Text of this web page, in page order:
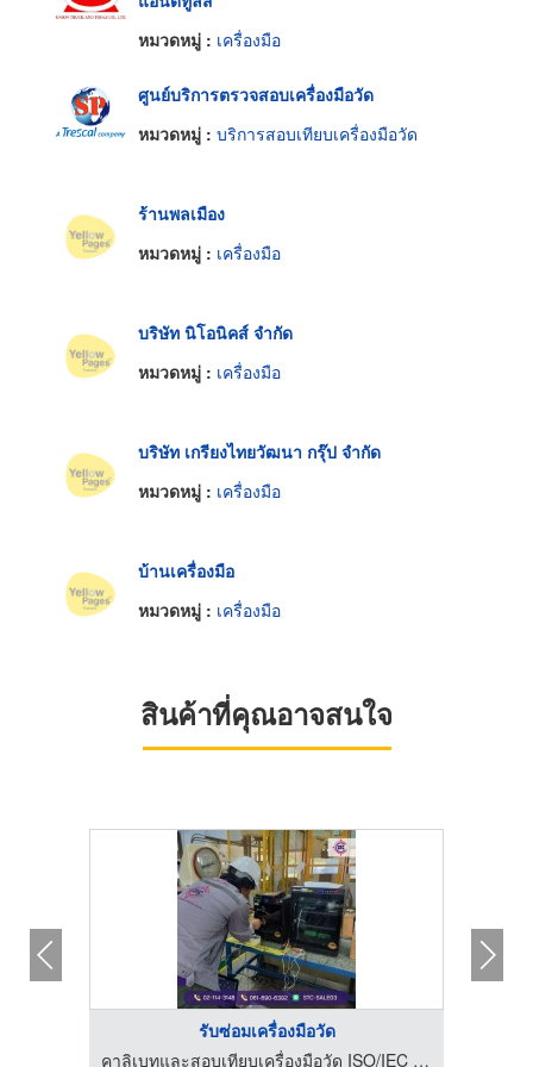
หมวดหมู่ : เครื่องมือ
ศูนย์บริการตรวจสอบเครื่องมือวัด
หมวดหมู่ : บริการสอบเทียบเครื่องมือวัด
ร้านพลเมือง
หมวดหมู่ : เครื่องมือ
บริษัท นิโอนิคส์ จำกัด
หมวดหมู่ : เครื่องมือ
บริษัท เกรียงไทยวัฒนา กรุ๊ป จำกัด
หมวดหมู่ : เครื่องมือ
บ้านเครื่องมือ
หมวดหมู่ : เครื่องมือ
สินค้าที่คุณอาจสนใจ
รับซ่อมเครื่องมือวัด
คาลิเบทและสอบเทียบเครื่องมือวัด ISO/IEC 17025 - STC